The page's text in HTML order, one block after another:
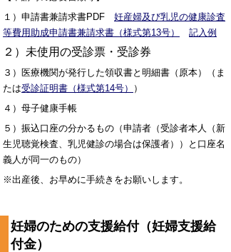
１）申請書兼請求書PDF 妊産婦及び乳児の健康診査
等費用助成申請書兼請求書（様式第13号）
記入例
２）未使用の受診票・受診券
３）医療機関が発行した領収書と明細書（原本）（ま
たは受診証明書（様式第14号）
）
４）母子健康手帳
５）振込口座の分かるもの（申請者（受診者本人（新
生児聴覚検査、乳児健診の場合は保護者））と口座名
義人が同一のもの）
※出産後、お早めに手続きをお願いします。
妊婦のための支援給付（妊婦支援給
付金）